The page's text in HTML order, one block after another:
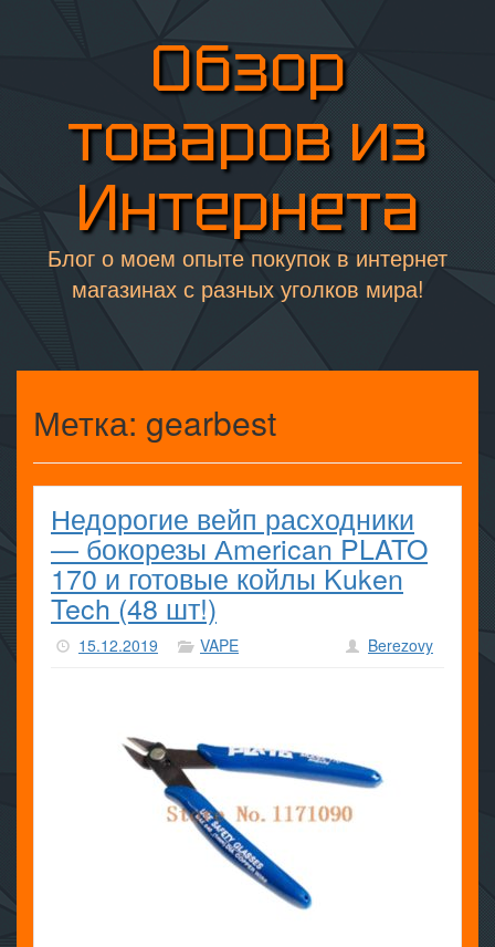
Обзор
товаров из
Интернета
Блог о моем опыте покупок в интернет
магазинах с разных уголков мира!
Метка: gearbest
Недорогие вейп расходники
— бокорезы Аmerican PLATO
170 и готовые койлы Kuken
Tech (48 шт!)
15.12.2019 VAPE Berezovy